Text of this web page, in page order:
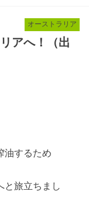
オーストラリア
アへ！（出
油するため
旅立ちまし